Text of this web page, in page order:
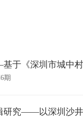
于《深圳市城中
期
研究——以深圳沙井